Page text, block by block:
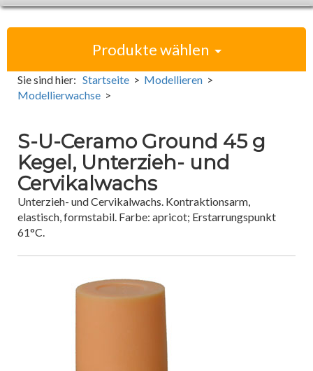
Produkte wählen
Sie sind hier: Startseite > Modellieren >
Modellierwachse >
S-U-Ceramo Ground 45 g
Kegel, Unterzieh- und
Cervikalwachs
Unterzieh- und Cervikalwachs. Kontraktionsarm,
elastisch, formstabil. Farbe: apricot; Erstarrungspunkt
61°C.